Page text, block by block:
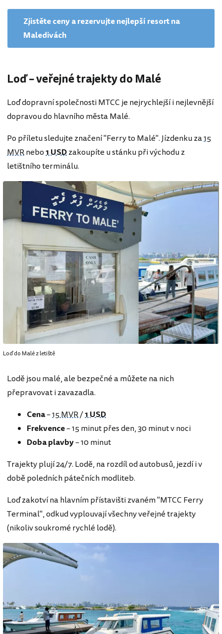
Zjistěte ceny a rezervujte nejlepší resort na
Maledivách
Loď – veřejné trajekty do Malé
Loď dopravní společnosti MTCC je nejrychlejší i nejlevnější
dopravou do hlavního města Malé.
Po příletu sledujte značení "Ferry to Malé". Jízdenku za15
MVRnebo1 USDzakoupíte u stánku při východu z
letištního terminálu.
Loď do Malé z letiště
Lodě jsou malé, ale bezpečné a můžete na nich
přepravovat i zavazadla.
Cena–15 MVR/1 USD
Frekvence– 15 minut přes den, 30 minut v noci
Doba plavby– 10 minut
Trajekty plují 24/7. Lodě, na rozdíl od autobusů, jezdí i v
době poledních pátečních modliteb.
Loď zakotví na hlavním přístavišti zvaném "MTCC Ferry
Terminal", odkud vyplouvají všechny veřejné trajekty
(nikoliv soukromé rychlé lodě).